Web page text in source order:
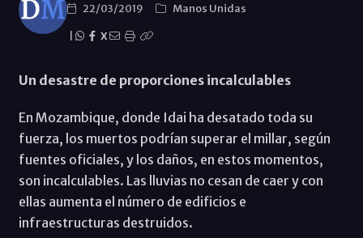
22/03/2019
Manos Unidas
X
Un desastre de proporciones incalculables
En Mozambique, donde Idai ha desatado toda su
fuerza, los muertos podrían superar el millar, según
fuentes oficiales, y los daños, en estos momentos,
son incalculables. Las lluvias no cesan de caer y con
ellas aumenta el número de edificios e
infraestructuras destruidos.